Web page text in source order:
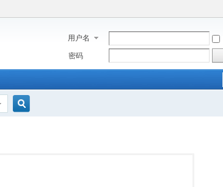
用户名
密码